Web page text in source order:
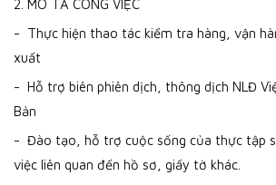
2. MÔ TẢ CÔNG VIỆC
- Thực hiện thao tác kiểm tra hàng, vận
xuất
- Hỗ trợ biên phiên dịch, thông dịch NLĐ
Bản
- Đào tạo, hỗ trợ cuộc sống của thực tập
việc liên quan đến hồ sơ, giấy tờ khác.